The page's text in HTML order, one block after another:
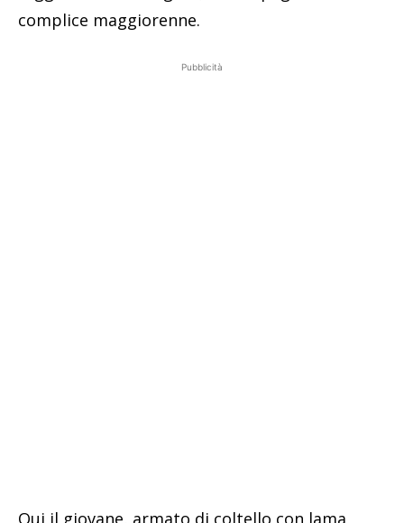
complice maggiorenne.
Pubblicità
Qui il giovane, armato di coltello con lama